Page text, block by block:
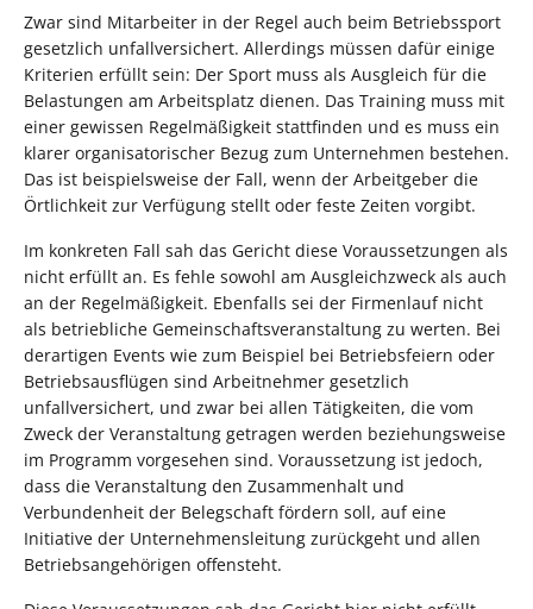
Zwar sind Mitarbeiter in der Regel auch beim Betriebssport
gesetzlich unfallversichert. Allerdings müssen dafür einige
Kriterien erfüllt sein: Der Sport muss als Ausgleich für die
Belastungen am Arbeitsplatz dienen. Das Training muss mit
einer gewissen Regelmäßigkeit stattfinden und es muss ein
klarer organisatorischer Bezug zum Unternehmen bestehen.
Das ist beispielsweise der Fall, wenn der Arbeitgeber die
Örtlichkeit zur Verfügung stellt oder feste Zeiten vorgibt.
Im konkreten Fall sah das Gericht diese Voraussetzungen als
nicht erfüllt an. Es fehle sowohl am Ausgleichzweck als auch
an der Regelmäßigkeit. Ebenfalls sei der Firmenlauf nicht
als betriebliche Gemeinschaftsveranstaltung zu werten. Bei
derartigen Events wie zum Beispiel bei Betriebsfeiern oder
Betriebsausflügen sind Arbeitnehmer gesetzlich
unfallversichert, und zwar bei allen Tätigkeiten, die vom
Zweck der Veranstaltung getragen werden beziehungsweise
im Programm vorgesehen sind. Voraussetzung ist jedoch,
dass die Veranstaltung den Zusammenhalt und
Verbundenheit der Belegschaft fördern soll, auf eine
Initiative der Unternehmensleitung zurückgeht und allen
Betriebsangehörigen offensteht.